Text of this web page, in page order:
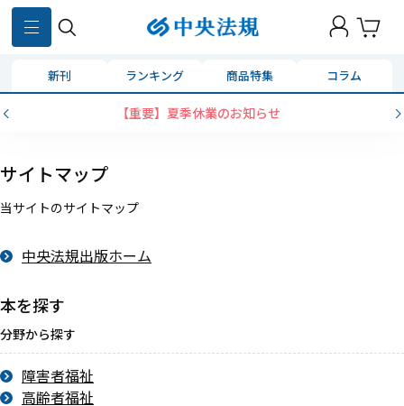
新刊 ランキング 商品特集 コラム
【重要】夏季休業のお知らせ
サイトマップ
当サイトのサイトマップ
中央法規出版ホーム
本を探す
分野から探す
障害者福祉
高齢者福祉